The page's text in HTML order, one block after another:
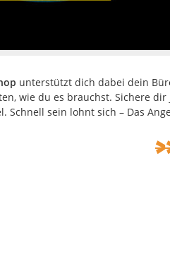
unterstützt dich dabei dein
wie du es brauchst. Sichere
Schnell sein lohnt sich – Das